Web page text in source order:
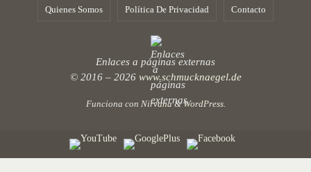
Quienes Somos Política De Privacidad Contacto
Enlaces a páginas externas
© 2016 – 2026 www.schmucknaegel.de
Funciona con Nirvana&WordPress.